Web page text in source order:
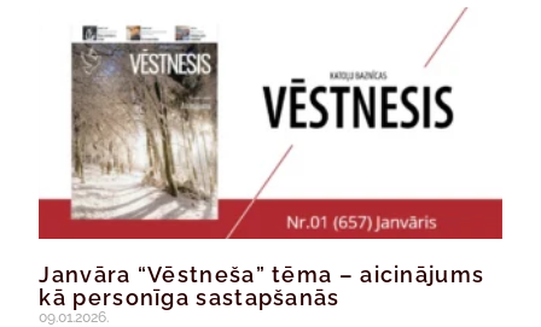
Janvāra “Vēstneša” tēma – aicinājums
kā personīga sastapšanās
09.01.2026.